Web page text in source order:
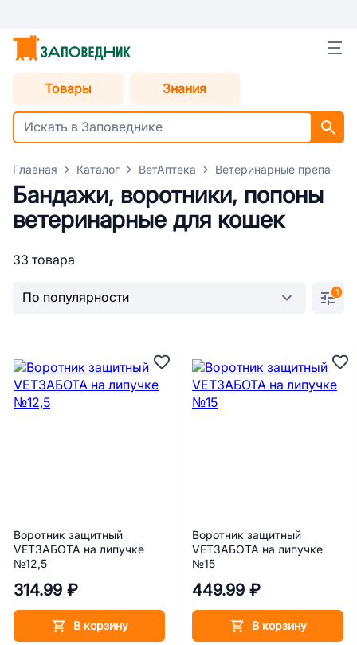
Товары Знания
Главная Каталог ВетАптека Ветеринарные
Бандажи, воротники, попоны
ветеринарные для кошек
33 товара
1
Воротник защитный
VETЗАБОТА на липучке
№12,5
314.99 ₽
В корзину
Воротник защитный
VETЗАБОТА на липучке
№15
449.99 ₽
В корзину